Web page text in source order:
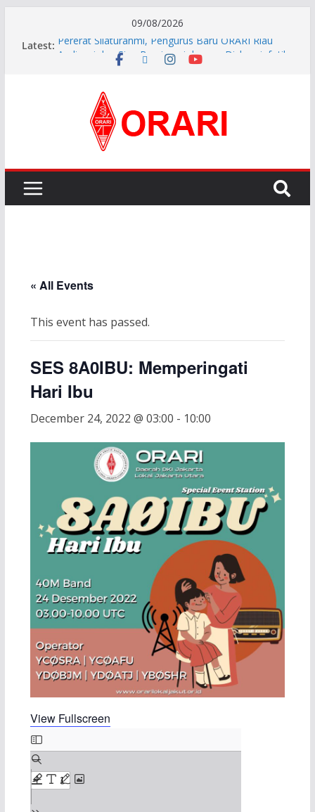
09/08/2026
Latest: Pererat Silaturahmi, Pengurus Baru ORARI Riau
Audiensi dan Siap Bersinergi dengan Diskominfotik
Preparatory Group for WRC-27 )
Aftiyedi Dalimunthe (YC5NNF) Resmi Pimpin ORARI
Lokal Bengkalis 2026–2029, Dikukuhkan Langsung
Ketua Orari Daerah Riau
Riau Beserta Jajaran Hadiri Muslok III Bengkalis
« All Events
This event has passed.
SES 8A0IBU: Memperingati
Hari Ibu
December 24, 2022 @ 03:00 - 10:00
View Fullscreen